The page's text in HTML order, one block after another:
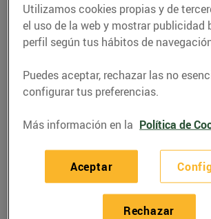
Tàrtar de
alvocat, poma i
Utilizamos cookies propias y de
el uso de la web y mostrar publicidad
perfil según tus hábitos de
Puedes aceptar, rechazar las no
configurar tus preferencias.
Más información en la Política de
Rechazar
Aceptar